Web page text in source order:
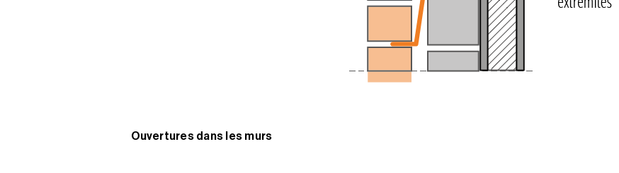
Ouvertures dans les murs